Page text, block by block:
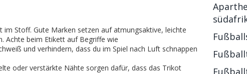
Stoff. Gute Marken setzen auf atmungsaktive, leichte
Achte beim Etikett auf Begriffe wie
und verhindern, dass du im Spiel nach Luft schnappen
oder verstärkte Nähte sorgen dafür, dass das Trikot